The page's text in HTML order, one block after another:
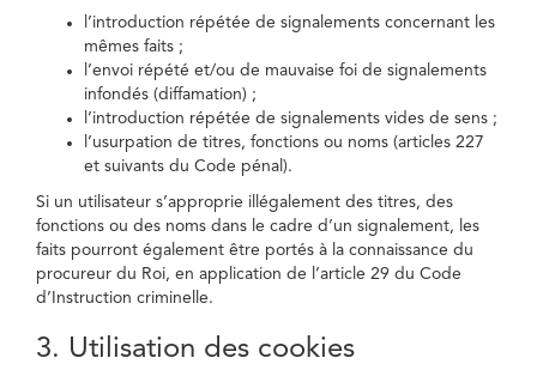
l’introduction répétée de signalements concernant les
mêmes faits ;
l’envoi répété et/ou de mauvaise foi de signalements
infondés (diffamation) ;
l’introduction répétée de signalements vides de sens ;
l’usurpation de titres, fonctions ou noms (articles 227
et suivants du Code pénal).
Si un utilisateur s’approprie illégalement des titres, des
fonctions ou des noms dans le cadre d’un signalement, les
faits pourront également être portés à la connaissance du
procureur du Roi, en application de l’article 29 du Code
d’Instruction criminelle.
3. Utilisation des cookies